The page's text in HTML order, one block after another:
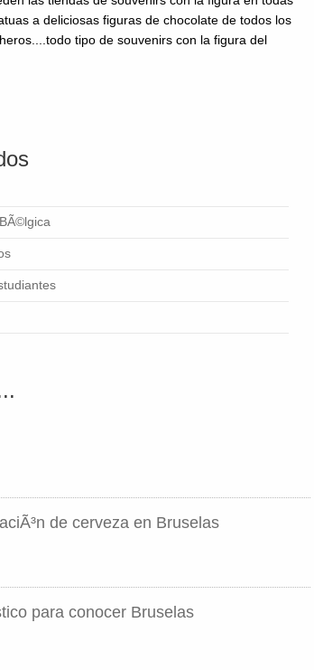
a deliciosas figuras de chocolate de todos los
tipo de souvenirs con la figura del
de cerveza en Bruselas
para conocer Bruselas